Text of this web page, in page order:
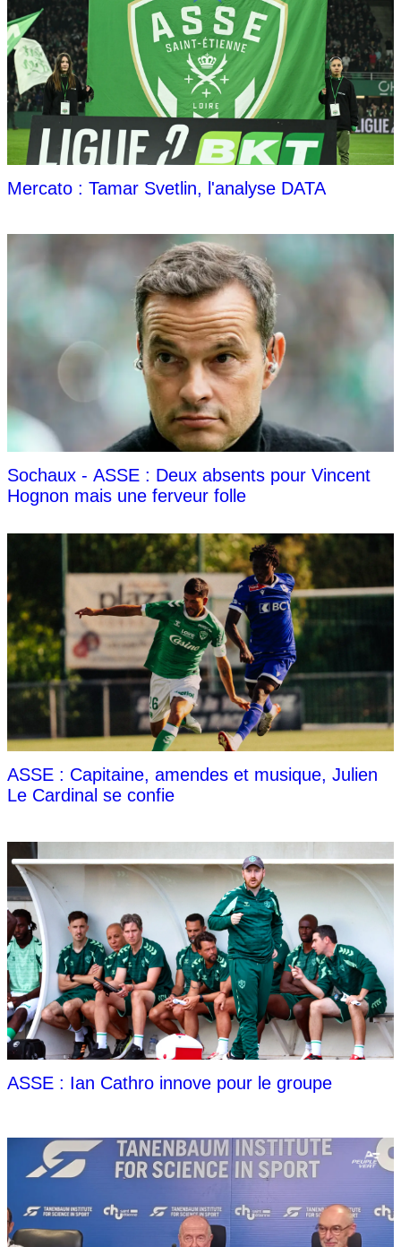
Mercato : Tamar Svetlin, l'analyse DATA
Sochaux - ASSE : Deux absents pour Vincent
Hognon mais une ferveur folle
ASSE : Capitaine, amendes et musique, Julien
Le Cardinal se confie
ASSE : Ian Cathro innove pour le groupe